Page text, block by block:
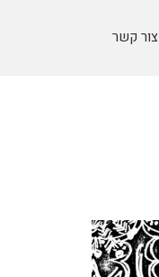
צור קשר